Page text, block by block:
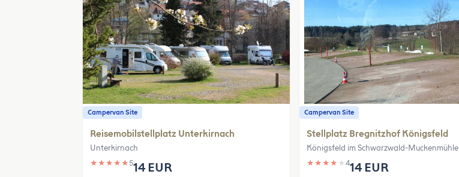
Campervan Site
Reisemobilstellplatz Unterkirnach
Unterkirnach
★ ★ ★ ★ ★514 EUR
Campervan Site
Stellplatz Bregnitzhof Königsfeld
Königsfeld im Schwarzwald-Muckenmühle
★ ★ ★ ★ ★414 EUR